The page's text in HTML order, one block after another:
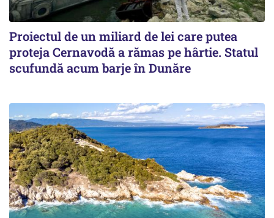
Proiectul de un miliard de lei care putea
proteja Cernavodă a rămas pe hârtie. Statul
scufundă acum barje în Dunăre